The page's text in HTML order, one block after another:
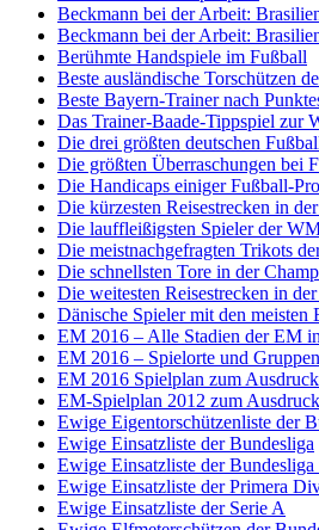
Beckmann bei der Arbeit:
Beckmann bei der Arbeit:
Berühmte Handspiele im Fußball
Beste ausländische Torschützen
Beste Bayern-Trainer nach
Das Trainer-Baade-Tippspiel zur
Die drei größten deutschen
Die größten Überraschungen bei
Die Handicaps einiger Fußball-
Die kürzesten Reisestrecken in
Die lauffleißigsten Spieler der
Die meistnachgefragten Trikots
Die schnellsten Tore in der
Die weitesten Reisestrecken in
Dänische Spieler mit den meisten
EM 2016 – Alle Stadien der EM
EM 2016 – Spielorte und Gruppen
EM 2016 Spielplan zum
EM-Spielplan 2012 zum
Ewige Eigentorschützenliste der
Ewige Einsatzliste der Bundesliga
Ewige Einsatzliste der Bundesliga
Ewige Einsatzliste der Primera
Ewige Einsatzliste der Serie A